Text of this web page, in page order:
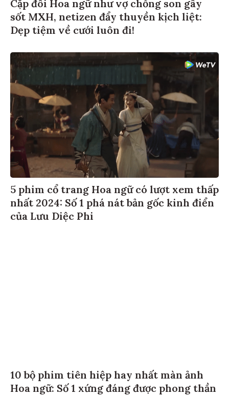
Cặp đôi Hoa ngữ như vợ chồng son gây
sốt MXH, netizen đẩy thuyền kịch liệt:
Dẹp tiệm về cưới luôn đi!
5 phim cổ trang Hoa ngữ có lượt xem thấp
nhất 2024: Số 1 phá nát bản gốc kinh điển
của Lưu Diệc Phi
10 bộ phim tiên hiệp hay nhất màn ảnh
Hoa ngữ: Số 1 xứng đáng được phong thần